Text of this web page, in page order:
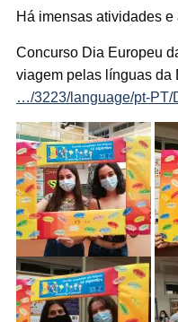
Há imensas atividades e
Concurso Dia Europeu
viagem pelas línguas da
…/3223/language/pt-PT/